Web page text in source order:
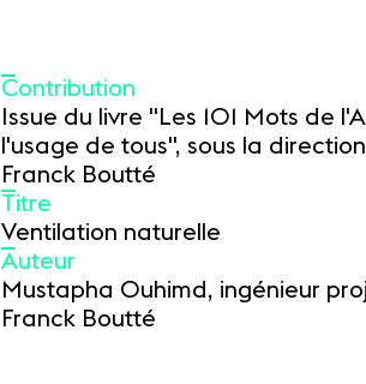
Contribution
Issue du livre "Les 101 Mots de
l'usage de tous", sous la
Franck Boutté
Titre
Ventilation naturelle
Auteur
Mustapha Ouhimd, ingénieur
Franck Boutté